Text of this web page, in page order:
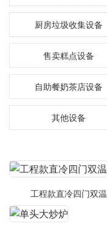
厨房垃圾收集设备
售卖糕点设备
自助餐奶茶店设备
其他设备
工程款直冷四门双温